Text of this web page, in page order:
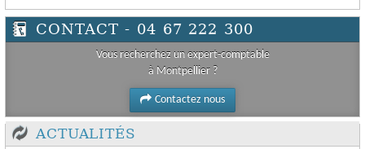
CONTACT - 04 67 222 300
Vous recherchez un expert-comptable
à Montpellier ?
Contactez nous
ACTUALITÉS